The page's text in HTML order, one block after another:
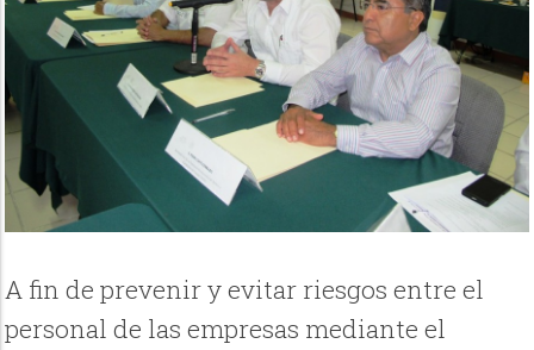
A fin de prevenir y evitar riesgos entre el
personal de las empresas mediante el